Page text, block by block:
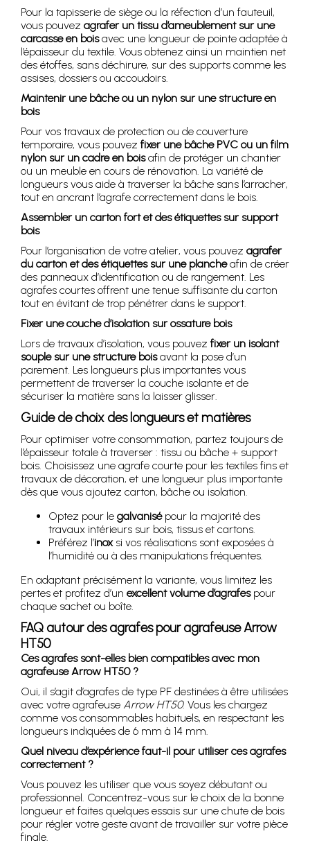
Pour la tapisserie de siège ou la réfection d’un fauteuil,
vous pouvez agrafer un tissu d’ameublement sur une
carcasse en boisavec une longueur de pointe adaptée à
l’épaisseur du textile. Vous obtenez ainsi un maintien net
des étoffes, sans déchirure, sur des supports comme les
assises, dossiers ou accoudoirs.
Maintenir une bâche ou un nylon sur une structure en
bois
Pour vos travaux de protection ou de couverture
temporaire, vous pouvez fixer une bâche PVC ou un film
nylon sur un cadre en boisafin de protéger un chantier
ou un meuble en cours de rénovation. La variété de
longueurs vous aide à traverser la bâche sans l’arracher,
tout en ancrant l’agrafe correctement dans le bois.
Assembler un carton fort et des étiquettes sur support
bois
Pour l’organisation de votre atelier, vous pouvez agrafer
du carton et des étiquettes sur une plancheafin de créer
des panneaux d’identification ou de rangement. Les
agrafes courtes offrent une tenue suffisante du carton
tout en évitant de trop pénétrer dans le support.
Fixer une couche d’isolation sur ossature bois
Lors de travaux d’isolation, vous pouvez fixer un isolant
souple sur une structure boisavant la pose d’un
parement. Les longueurs plus importantes vous
permettent de traverser la couche isolante et de
sécuriser la matière sans la laisser glisser.
Guide de choix des longueurs et matières
Pour optimiser votre consommation, partez toujours de
l’épaisseur totale à traverser : tissu ou bâche + support
bois. Choisissez une agrafe courte pour les textiles fins et
travaux de décoration, et une longueur plus importante
dès que vous ajoutez carton, bâche ou isolation.
Optez pour le galvanisépour la majorité des
travaux intérieurs sur bois, tissus et cartons.
Préférez l’inoxsi vos réalisations sont exposées à
l’humidité ou à des manipulations fréquentes.
En adaptant précisément la variante, vous limitez les
pertes et profitez d’un excellent volume d’agrafespour
chaque sachet ou boîte.
FAQ autour des agrafes pour agrafeuse Arrow
HT50
Ces agrafes sont-elles bien compatibles avec mon
agrafeuse Arrow HT50 ?
Oui, il s’agit d’agrafes de type PF destinées à être utilisées
avec votre agrafeuse Arrow HT50. Vous les chargez
comme vos consommables habituels, en respectant les
longueurs indiquées de 6 mm à 14 mm.
Quel niveau d’expérience faut-il pour utiliser ces agrafes
correctement ?
Vous pouvez les utiliser que vous soyez débutant ou
professionnel. Concentrez-vous sur le choix de la bonne
longueur et faites quelques essais sur une chute de bois
pour régler votre geste avant de travailler sur votre pièce
finale.